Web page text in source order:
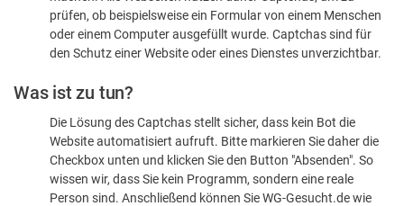
sind
prüfen, ob beispielsweise ein Formular von einem Menschen
oder einem Computer ausgefüllt wurde. Captchas sind für
den Schutz einer Website oder eines Dienstes unverzichtbar.
Was ist zu tun?
Die Lösung des Captchas stellt sicher, dass kein Bot die
Website automatisiert aufruft. Bitte markieren Sie daher die
Checkbox unten und klicken Sie den Button "Absenden". So
wissen wir, dass Sie kein Programm, sondern eine reale
Person sind. Anschließend können Sie WG-Gesucht.de wie